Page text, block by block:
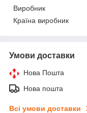
Виробник
Країна виробник
Умови доставки
Нова Пошта
Нова пошта
Всі умови доставки